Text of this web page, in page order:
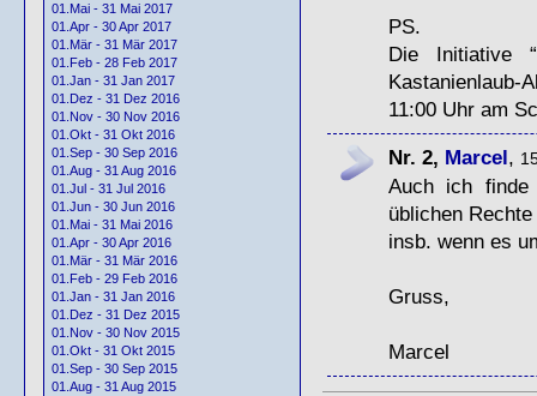
01.Mai - 31 Mai 2017
01.Apr - 30 Apr 2017
01.Mär - 31 Mär 2017
01.Feb - 28 Feb 2017
01.Jan - 31 Jan 2017
01.Dez - 31 Dez 2016
01.Nov - 30 Nov 2016
01.Okt - 31 Okt 2016
01.Sep - 30 Sep 2016
01.Aug - 31 Aug 2016
01.Jul - 31 Jul 2016
01.Jun - 30 Jun 2016
01.Mai - 31 Mai 2016
01.Apr - 30 Apr 2016
01.Mär - 31 Mär 2016
01.Feb - 29 Feb 2016
01.Jan - 31 Jan 2016
01.Dez - 31 Dez 2015
01.Nov - 30 Nov 2015
01.Okt - 31 Okt 2015
01.Sep - 30 Sep 2015
01.Aug - 31 Aug 2015
PS.
Die Initiative
Kastanienlaub-
11:00 Uhr am
Nr. 2, Marcel,
Auch ich
üblichen
insb. wenn es
Gruss,
Marcel